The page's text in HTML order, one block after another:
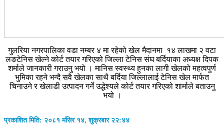
गुलरिया नगरपालिका वडा नम्बर ४ मा रहेको खेल मैदानमा १४ लाखमा २ वटा
लङटेनिस खेल्ने कोर्ट तयार गरिएको जिल्ला टेनिस संघ बर्दियाका अध्यक्ष दिपक
शर्माले जानकारी गराउनु भयो । मानिस स्वस्थ्य हुनका लागी खेलको महत्वपुर्ण
भुमिका रहने भन्दै सवै खेलका साथै बर्दिया जिल्लालाई टेनिस खेल मार्फत
चिनाउने र खेलाडी उत्पादन गर्ने उद्धेश्यले कोर्ट तयार गरिएको शार्माले बताउनु
भयो ।
प्रकाशित मिति: २०८१ मंसिर १४, शुक्रबार २२:४४